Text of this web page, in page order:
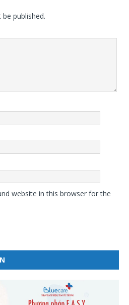
published.
website in this browser for the